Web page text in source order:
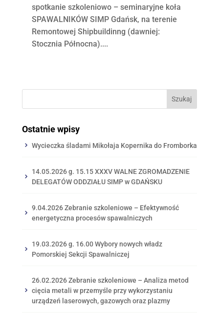
spotkanie szkoleniowo – seminaryjne koła
SPAWALNIKÓW SIMP Gdańsk, na terenie
Remontowej Shipbuildinng (dawniej:
Stocznia Północna)....
Ostatnie wpisy
Wycieczka śladami Mikołaja Kopernika do Fromborka
14.05.2026 g. 15.15 XXXV WALNE ZGROMADZENIE
DELEGATÓW ODDZIAŁU SIMP w GDAŃSKU
9.04.2026 Zebranie szkoleniowe – Efektywność
energetyczna procesów spawalniczych
19.03.2026 g. 16.00 Wybory nowych władz
Pomorskiej Sekcji Spawalniczej
26.02.2026 Zebranie szkoleniowe – Analiza metod
cięcia metali w przemyśle przy wykorzystaniu
urządzeń laserowych, gazowych oraz plazmy